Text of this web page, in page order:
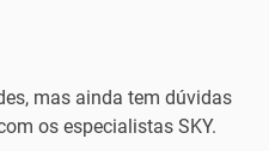
mas ainda tem dúvidas
os especialistas SKY.